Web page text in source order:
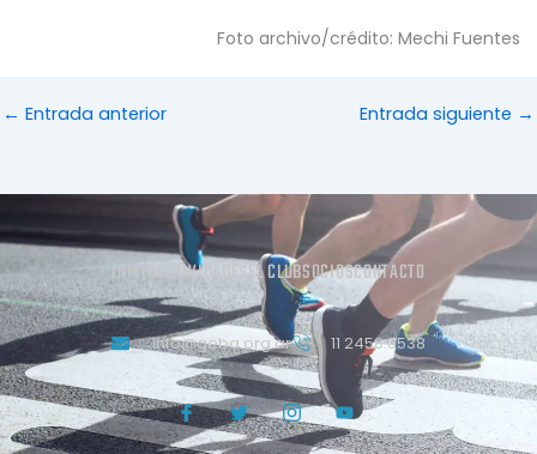
Foto archivo/crédito: Mechi Fuentes
← Entrada anterior Entrada siguiente →
INICIOACTIVIDADES EL CLUBSOCIOSCONTACTO
info@geba.org.ar 11 2458.3538
J
k
i
T
w
i
J
k
i
Y
o
u